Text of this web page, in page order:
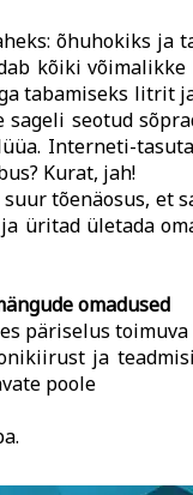
õhuhokiks ja
kõiki
tabamiseks litrit
seotud
Interneti-
Kurat, jah!
tõenäosus, et
üritad ületada
omadused
päriselus
ja
poole